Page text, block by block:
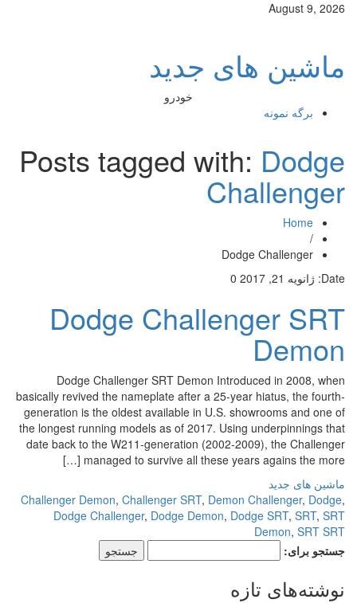
August 9, 2026
ماشین های جدید
خودرو
برگه نمونه
Posts tagged with:Dodge
Challenger
Home
/
Dodge Challenger
Date: ژانویه 21, 2017 0
Dodge Challenger SRT
Demon
Dodge Challenger SRT Demon Introduced in 2008, when
basically revived the nameplate after a 25-year hiatus, the fourth-
generation is the oldest available in U.S. showrooms and one of
the longest running models as of 2017. Using underpinnings that
date back to the W211-generation (2002-2009), the Challenger
managed to survive all these years agains the more […]
ماشین های جدید
Challenger Demon,Challenger SRT,Demon Challenger,Dodge
Dodge Challenger,Dodge Demon,Dodge SRT,SRT,SRT
Demon,SRT SRT
جستجو برای:
نوشته‌های تازه